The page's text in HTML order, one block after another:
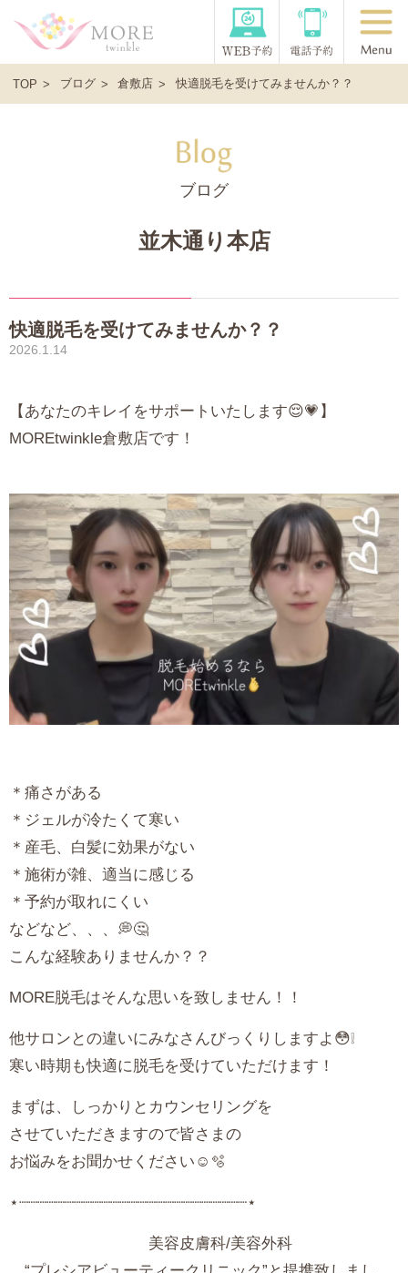
TOP ブログ 倉敷店 快適脱毛を受けてみませんか？？
ブログ
並木通り本店
快適脱毛を受けてみませんか？？
2026.1.14
【あなたのキレイをサポートいたします😌💗】
MOREtwinkle倉敷店です！
＊痛さがある
＊ジェルが冷たくて寒い
＊産毛、白髪に効果がない
＊施術が雑、適当に感じる
＊予約が取れにくい
などなど、、、💭🤔
こんな経験ありませんか？？
MORE脱毛はそんな思いを致しません！！
他サロンとの違いにみなさんびっくりしますよ😳❕
寒い時期も快適に脱毛を受けていただけます！
まずは、しっかりとカウンセリングを
させていただきますので皆さまの
お悩みをお聞かせください☺️🫧
⋆┈┈┈┈┈┈┈┈┈┈┈┈┈┈┈┈┈┈┈┈┈┈┈┈┈⋆
美容皮膚科/美容外科